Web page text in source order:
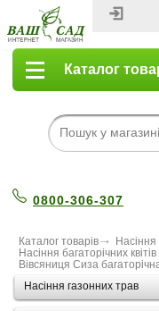
Каталог
0800-306-307
Каталог товарів
Насіння багаторічних
Вівсяниця Сиза
Насіння газонних трав